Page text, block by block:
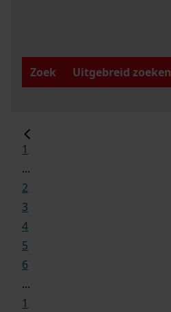
Zoek
Uitgebreid zoeken
1
...
2
3
4
5
6
...
1